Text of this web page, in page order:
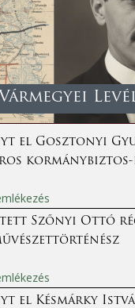
el Gosztonyi
Szőnyi Ottó
el Késmárky